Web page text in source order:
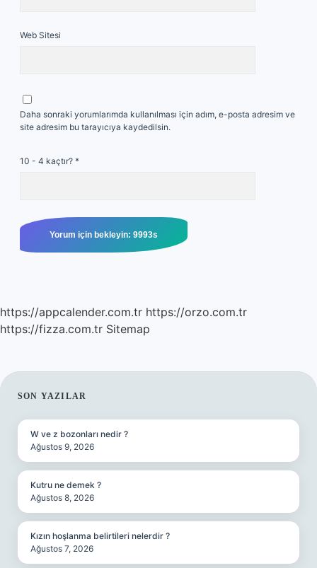
Web Sitesi
Daha sonraki yorumlarımda kullanılması için adım, e-posta adresim ve
site adresim bu tarayıcıya kaydedilsin.
10 - 4 kaçtır? *
https://appcalender.com.tr https://orzo.com.tr
https://fizza.com.tr Sitemap
SIDEBAR
SON YAZILAR
W ve z bozonları nedir ?
Ağustos 9, 2026
Kutru ne demek ?
Ağustos 8, 2026
Kızın hoşlanma belirtileri nelerdir ?
Ağustos 7, 2026